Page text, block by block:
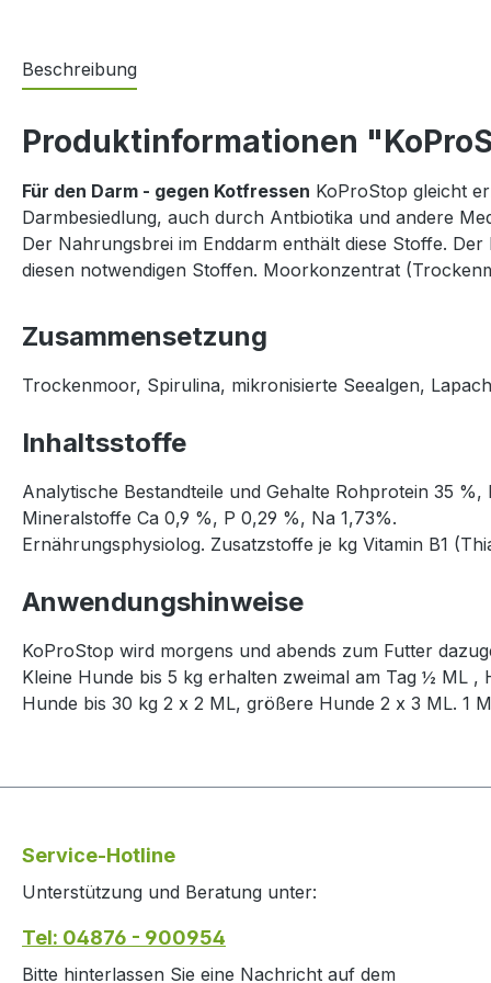
Beschreibung
Produktinformationen
Für den Darm - gegen Kotfressen KoProStop gleicht
Darmbesiedlung, auch durch Antbiotika und andere
Der Nahrungsbrei im Enddarm enthält diese Stoffe.
diesen notwendigen Stoffen. Moorkonzentrat
Zusammensetzung
Trockenmoor, Spirulina, mikronisierte Seealgen,
Inhaltsstoffe
Analytische Bestandteile und Gehalte Rohprotein 35
Mineralstoffe Ca 0,9 %, P 0,29 %, Na 1,73%.
Ernährungsphysiolog. Zusatzstoffe je kg Vitamin B1
Anwendungshinweise
KoProStop wird morgens und abends zum Futter
Kleine Hunde bis 5 kg erhalten zweimal am Tag ½ ML ,
Hunde bis 30 kg 2 x 2 ML, größere Hunde 2 x 3 ML. 1
Service-Hotline
Unterstützung und Beratung unter:
Tel: 04876 - 900954
Bitte hinterlassen Sie eine Nachricht auf dem